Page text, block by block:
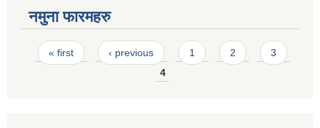
नमुना फारमहरु
Pages
« first ‹ previous 1 2
3
4